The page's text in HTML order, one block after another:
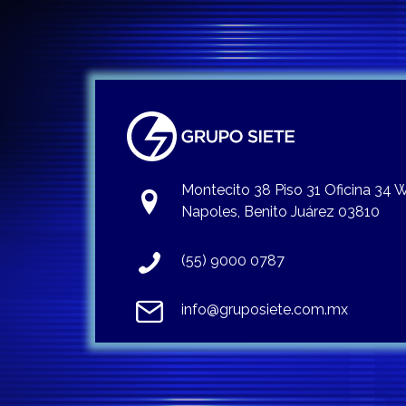
Montecito 38 Piso 31 Oficina 34
Napoles, Benito Juárez 03810
(55) 9000 0787
info@gruposiete.com.mx